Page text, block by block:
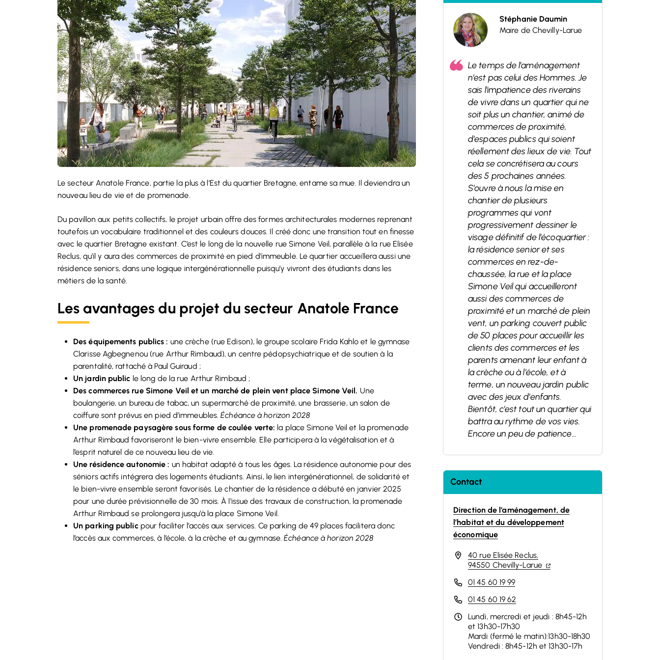
Le secteur Anatole France, partie la plus à l’Est du quartier Bretagne, entame sa mue. Il deviendra un
nouveau lieu de vie et de promenade.
Du pavillon aux petits collectifs, le projet urbain offre des formes architecturales modernes reprenant
toutefois un vocabulaire traditionnel et des couleurs douces. Il créé donc une transition tout en finesse
avec le quartier Bretagne existant. C’est le long de la nouvelle rue Simone Veil, parallèle à la rue Elisée
Reclus, qu’il y aura des commerces de proximité en pied d’immeuble. Le quartier accueillera aussi une
résidence seniors, dans une logique intergénérationnelle puisqu’y vivront des étudiants dans les
métiers de la santé.
Les avantages du projet du secteur Anatole France
Des équipements publics : une crèche (rue Edison), le groupe scolaire Frida Kahlo et le gymnase
Clarisse Agbegnenou (rue Arthur Rimbaud), un centre pédopsychiatrique et de soutien à la
parentalité, rattaché à Paul Guiraud ;
Un jardin public le long de la rue Arthur Rimbaud ;
Des commerces rue Simone Veil et un marché de plein vent place Simone Veil. Une
boulangerie, un bureau de tabac, un supermarché de proximité, une brasserie, un salon de
coiffure sont prévus en pied d’immeubles.Échéance à horizon 2028
Une promenade paysagère sous forme de coulée verte: la place Simone Veil et la promenade
Arthur Rimbaud favoriseront le bien-vivre ensemble. Elle participera à la végétalisation et à
l’esprit naturel de ce nouveau lieu de vie.
Une résidence autonomie : un habitat adapté à tous les âges. La résidence autonomie pour des
séniors actifs intégrera des logements étudiants. Ainsi, le lien intergénérationnel, de solidarité et
le bien-vivre ensemble seront favorisés. Le chantier de la résidence a débuté en janvier 2025
pour une durée prévisionnelle de 30 mois. À l’issue des travaux de construction, la promenade
Arthur Rimbaud se prolongera jusqu’à la place Simone Veil.
Un parking publicpour faciliter l’accès aux services. Ce parking de 49 places facilitera donc
l’accès aux commerces, à l’école, à la crèche et au gymnase.Échéance à horizon 2028
Stéphanie Daumin
Maire de Chevilly-Larue
Le temps de l’aménagement
n’est pas celui des Hommes. Je
sais l'impatience des riverains
de vivre dans un quartier qui ne
soit plus un chantier, animé de
commerces de proximité,
d’espaces publics qui soient
réellement des lieux de vie. Tout
cela se concrétisera au cours
des 5 prochaines années.
S’ouvre à nous la mise en
chantier de plusieurs
programmes qui vont
progressivement dessiner le
visage définitif de l’écoquartier :
la résidence senior et ses
commerces en rez-de-
chaussée, la rue et la place
Simone Veil qui accueilleront
aussi des commerces de
proximité et un marché de plein
vent, un parking couvert public
de 50 places pour accueillir les
clients des commerces et les
parents amenant leur enfant à
la crèche ou à l’école, et à
terme, un nouveau jardin public
avec des jeux d’enfants.
Bientôt, c’est tout un quartier qui
battra au rythme de vos vies.
Encore un peu de patience…
Contact
Direction de l’aménagement, de
l’habitat et du développement
économique
40 rue Elisée Reclus,
94550 Chevilly-Larue (ouverture dans un nouvel
(ouverture dans un nouvel
01 45 60 19 99
01 45 60 19 62
Lundi, mercredi et jeudi : 8h45-12h
et 13h30-17h30
Mardi (fermé le matin):13h30-18h30
Vendredi : 8h45-12h et 13h30-17h